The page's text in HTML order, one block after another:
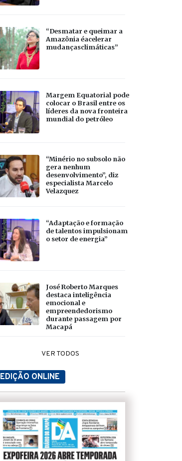
“Desmatar e queimar a
Amazônia éacelerar
mudançasclimáticas”
Margem Equatorial pode
colocar o Brasil entre os
líderes da nova fronteira
mundial do petróleo
“Minério no subsolo não
gera nenhum
desenvolvimento”, diz
especialista Marcelo
Velazquez
“Adaptação e formação
de talentos impulsionam
o setor de energia”
José Roberto Marques
destaca inteligência
emocional e
empreendedorismo
durante passagem por
Macapá
VER TODOS
EDIÇÃO ONLINE